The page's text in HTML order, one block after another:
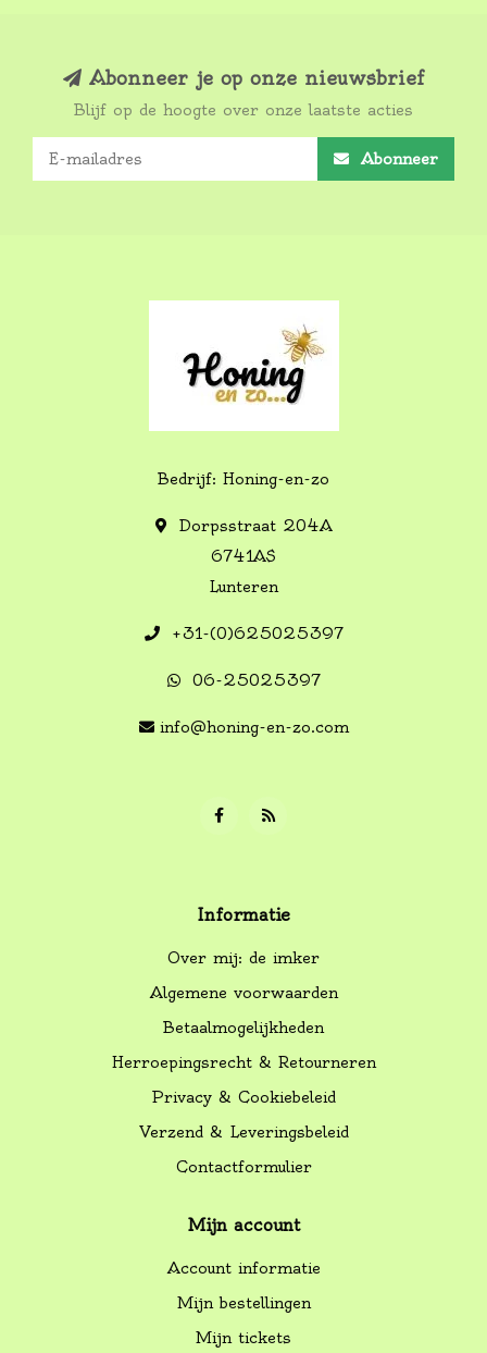
Abonneer je op onze nieuwsbrief
Blijf op de hoogte over onze laatste acties
Abonneer
Bedrijf: Honing-en-zo
Dorpsstraat 204A
6741AS
Lunteren
+31-(0)625025397
06-25025397
info@honing-en-zo.com
Informatie
Over mij: de imker
Algemene voorwaarden
Betaalmogelijkheden
Herroepingsrecht & Retourneren
Privacy & Cookiebeleid
Verzend & Leveringsbeleid
Contactformulier
Mijn account
Account informatie
Mijn bestellingen
Mijn tickets